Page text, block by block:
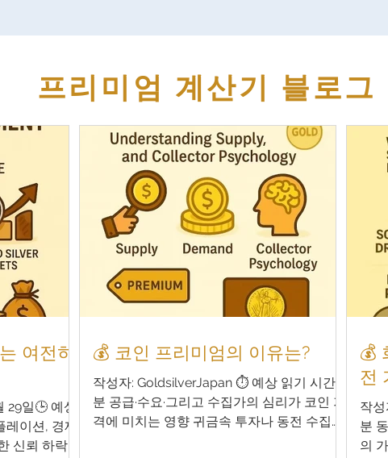
프리미엄 계산기 블로그
여전히
일🕒 예상
이션, 경제
신뢰 하락이
💰 코인 프리미엄의 이유는?
작성자: GoldsilverJapan ⏱️ 예상 읽기 시간: 5
분 공급·수요·그리고 수집가의 심리가 코인 가
격에 미치는 영향 귀금속 투자나 동전 수집의
💰
전
작
분
의